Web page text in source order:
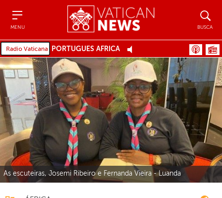
MENU BUSCA
PORTUGUÊS ÁFRICA
As escuteiras, Josemi Ribeiro e Fernanda Vieira - Luanda